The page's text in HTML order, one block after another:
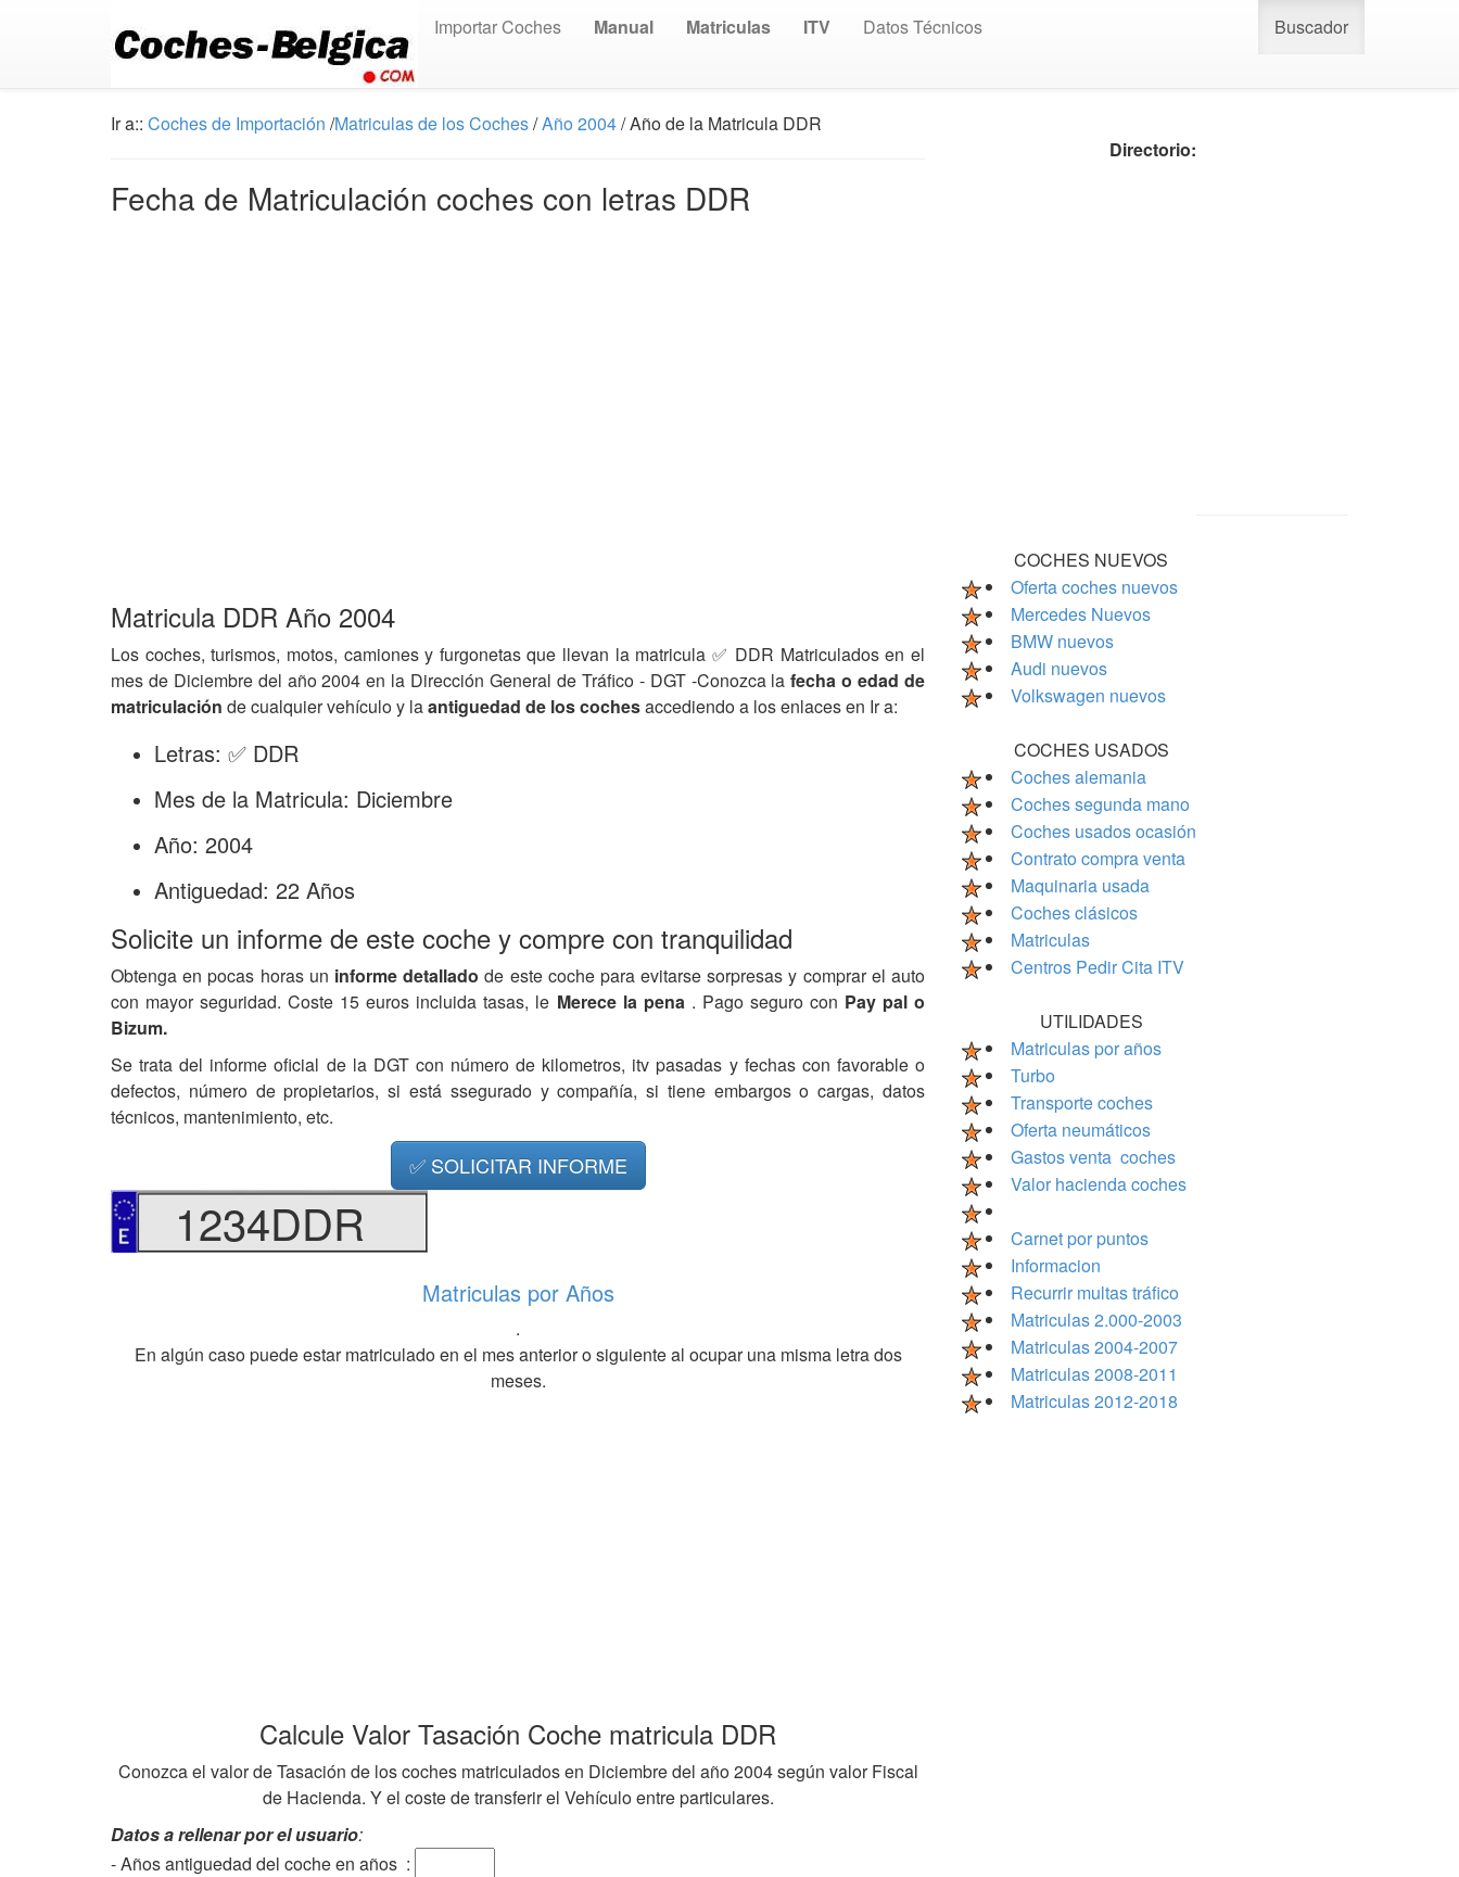
Importar Coches Manual Matriculas ITV Datos Técnicos Buscador
Ir a:: Coches de Importación /Matriculas de los Coches/Año 2004/ Año de la Matricula DDR
Fecha de Matriculación coches con letras DDR
Matricula DDR Año 2004
Los coches, turismos, motos, camiones y furgonetas que llevan la matricula ✅ DDR Matriculados en el
mes de Diciembre del año 2004 en la Dirección General de Tráfico - DGT -Conozca lafecha o edad de
matriculación de cualquier vehículo y laantiguedad de los cochesaccediendo a los enlaces en Ir a:
Letras: ✅ DDR
Mes de la Matricula: Diciembre
Año: 2004
Antiguedad: 22 Años
Solicite un informe de este coche y compre con tranquilidad
Obtenga en pocas horas un informe detalladode este coche para evitarse sorpresas y comprar el auto
con mayor seguridad. Coste 15 euros incluida tasas, le Merece la pena . Pago seguro con Pay pal o
Bizum.
Se trata del informe oficial de la DGT con número de kilometros, itv pasadas y fechas con favorable o
defectos, número de propietarios, si está ssegurado y compañía, si tiene embargos o cargas, datos
técnicos, mantenimiento, etc.
✅ SOLICITAR INFORME
1234DDR
Matriculas por Años
.
En algún caso puede estar matriculado en el mes anterior o siguiente al ocupar una misma letra dos
meses.
Calcule Valor Tasación Coche matricula DDR
Conozca el valor de Tasación de los coches matriculados en Diciembre del año 2004 según valor Fiscal
de Hacienda. Y el coste de transferir el Vehículo entre particulares.
Datos a rellenar por el usuario:
- Años antiguedad del coche en años :
Directorio:
COCHES NUEVOS
Oferta coches nuevos
Mercedes Nuevos
BMW nuevos
Audi nuevos
Volkswagen nuevos
COCHES USADOS
Coches alemania
Coches segunda mano
Coches usados ocasión
Contrato compra venta
Maquinaria usada
Coches clásicos
Matriculas
Centros Pedir Cita ITV
UTILIDADES
Matriculas por años
Turbo
Transporte coches
Oferta neumáticos
Gastos venta coches
Valor hacienda coches
Carnet por puntos
Informacion
Recurrir multas tráfico
Matriculas 2.000-2003
Matriculas 2004-2007
Matriculas 2008-2011
Matriculas 2012-2018